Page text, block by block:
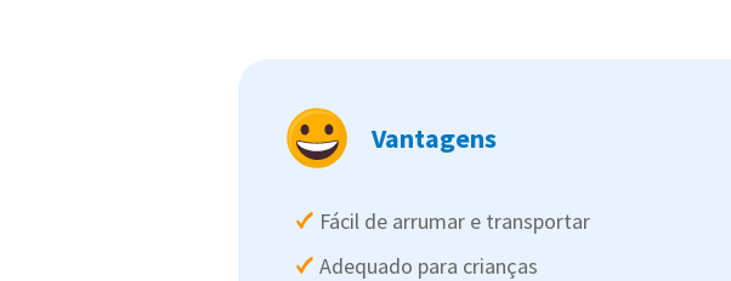
Vantagens
Fácil de arrumar e transportar
Adequado para crianças